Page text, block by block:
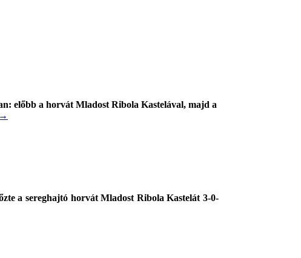
előbb a horvát Mladost Ribola Kastelával, majd a
→
a sereghajtó horvát Mladost Ribola Kastelát 3-0-